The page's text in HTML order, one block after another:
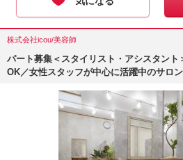
株式会社icou/美容師
パート募集＜スタイリスト・アシスタント
OK／女性スタッフが中心に活躍中のサロ